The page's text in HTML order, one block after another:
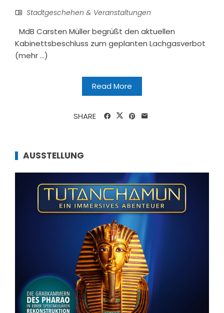
Stadtgeschehen & Veranstaltungen
MdB Carsten Müller begrüßt den aktuellen
Kabinettsbeschluss zum geplanten Lachgasverbot
(mehr …)
Read More
SHARE
AUSSTELLUNG